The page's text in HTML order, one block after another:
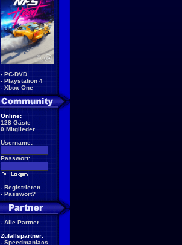
- PC-DVD
- Playstation 4
- Xbox One
Online:
128 Gäste
0 Mitglieder
Username:
Passwort:
- Registrieren
- Passwort?
- Alle Partner
Zufallspartner:
- Speedmaniacs